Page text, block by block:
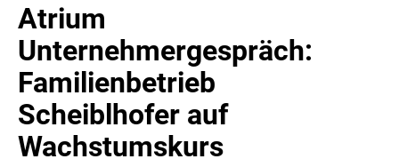
Atrium
Unternehmergespräch:
Familienbetrieb
Scheiblhofer auf
Wachstumskurs